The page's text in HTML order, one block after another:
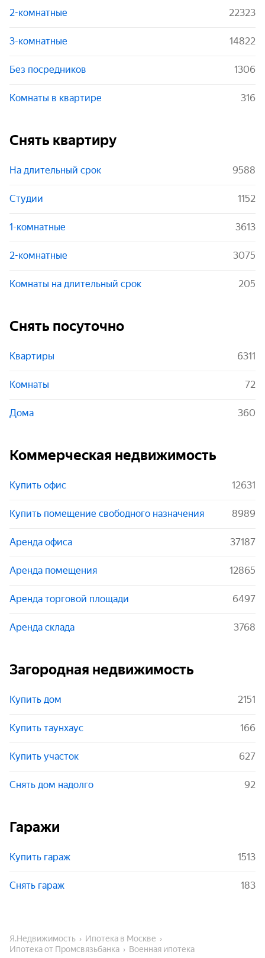
2-комнатные 22323
3-комнатные 14822
Без посредников 1306
Комнаты в квартире 316
Снять квартиру
На длительный срок 9588
Студии 1152
1-комнатные 3613
2-комнатные 3075
Комнаты на длительный срок 205
Снять посуточно
Квартиры 6311
Комнаты 72
Дома 360
Коммерческая недвижимость
Купить офис 12631
Купить помещение свободного назначения 8989
Аренда офиса 37187
Аренда помещения 12865
Аренда торговой площади 6497
Аренда склада 3768
Загородная недвижимость
Купить дом 2151
Купить таунхаус 166
Купить участок 627
Снять дом надолго 92
Гаражи
Купить гараж 1513
Снять гараж 183
Я.Недвижимость
Ипотека в Москве
Ипотека от Промсвязьбанка
Военная ипотека